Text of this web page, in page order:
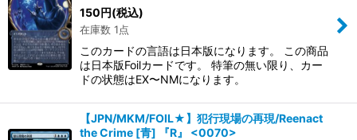
150円(税込)
在庫数 1点
このカードの言語は日本版になります。 この商品
は日本版Foilカードです。 特筆の無い限り、カー
ドの状態はEX〜NMになります。
【JPN/MKM/FOIL★】犯行現場の再現/Reenact
the Crime [青] 『R』 <0070>